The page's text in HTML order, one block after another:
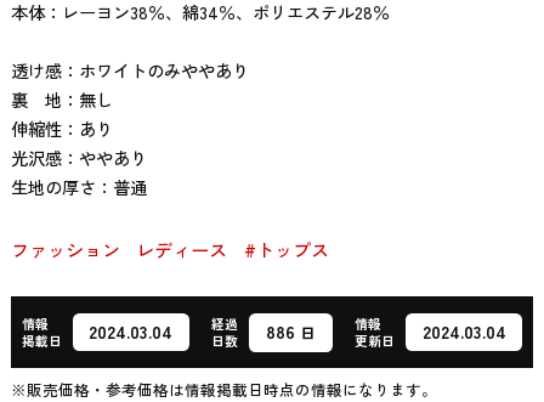
本体：レーヨン38％、綿34％、ポリエステル28％
透け感：ホワイトのみややあり
裏 地：無し
伸縮性：あり
光沢感：ややあり
生地の厚さ：普通
ファッション レディース #トップス
情報
掲載日
2024.03.04
経過
日数
886 日
情報
更新日
2024.03.04
※販売価格・参考価格は情報掲載日時点の情報になります。